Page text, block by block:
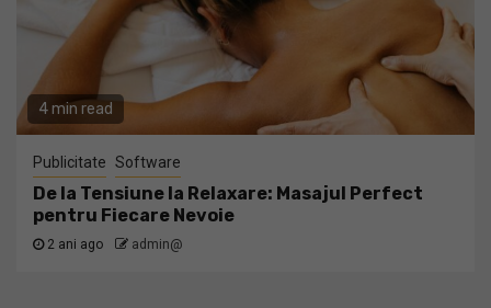
4 min read
Publicitate Software
De la Tensiune la Relaxare: Masajul Perfect
pentru Fiecare Nevoie
2 ani ago admin@